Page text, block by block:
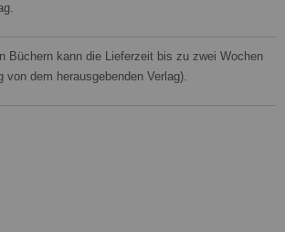
Büchern kann die Lieferzeit bis zu zwei Wochen
von dem herausgebenden Verlag).